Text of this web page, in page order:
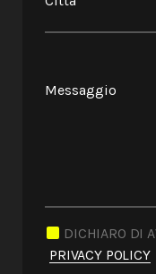
DICHIARO DI
PRIVACY POLICY